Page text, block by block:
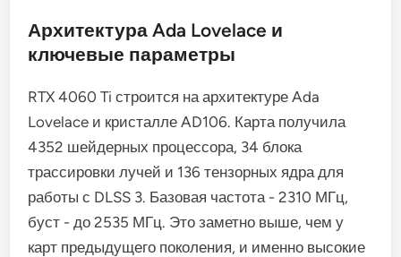
Архитектура Ada Lovelace и
ключевые параметры
RTX 4060 Ti строится на архитектуре Ada
Lovelace и кристалле AD106. Карта получила
4352 шейдерных процессора, 34 блока
трассировки лучей и 136 тензорных ядра для
работы с DLSS 3. Базовая частота - 2310 МГц,
буст - до 2535 МГц. Это заметно выше, чем у
карт предыдущего поколения, и именно высокие